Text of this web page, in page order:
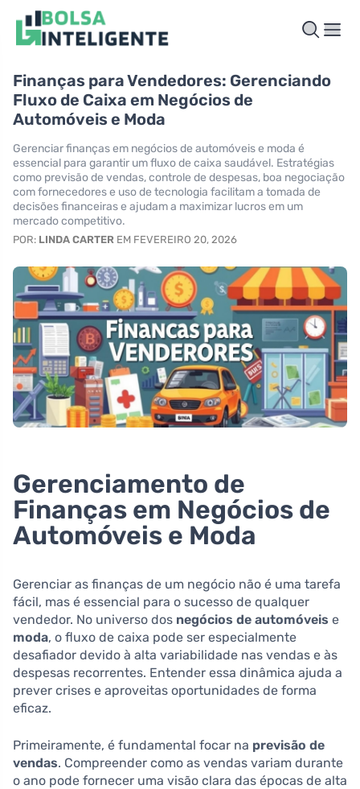
Finanças para Vendedores: Gerenciando
Fluxo de Caixa em Negócios de
Automóveis e Moda
Gerenciar finanças em negócios de automóveis e moda é
essencial para garantir um fluxo de caixa saudável. Estratégias
como previsão de vendas, controle de despesas, boa negociação
com fornecedores e uso de tecnologia facilitam a tomada de
decisões financeiras e ajudam a maximizar lucros em um
mercado competitivo.
POR: LINDA CARTER EM FEVEREIRO 20, 2026
Gerenciamento de
Finanças em Negócios de
Automóveis e Moda
Gerenciar as finanças de um negócio não é uma tarefa
fácil, mas é essencial para o sucesso de qualquer
vendedor. No universo dos negócios de automóveis e
moda, o fluxo de caixa pode ser especialmente
desafiador devido à alta variabilidade nas vendas e às
despesas recorrentes. Entender essa dinâmica ajuda a
prever crises e aproveitas oportunidades de forma
eficaz.
Primeiramente, é fundamental focar na previsão de
vendas. Compreender como as vendas variam durante
o ano pode fornecer uma visão clara das épocas de alta